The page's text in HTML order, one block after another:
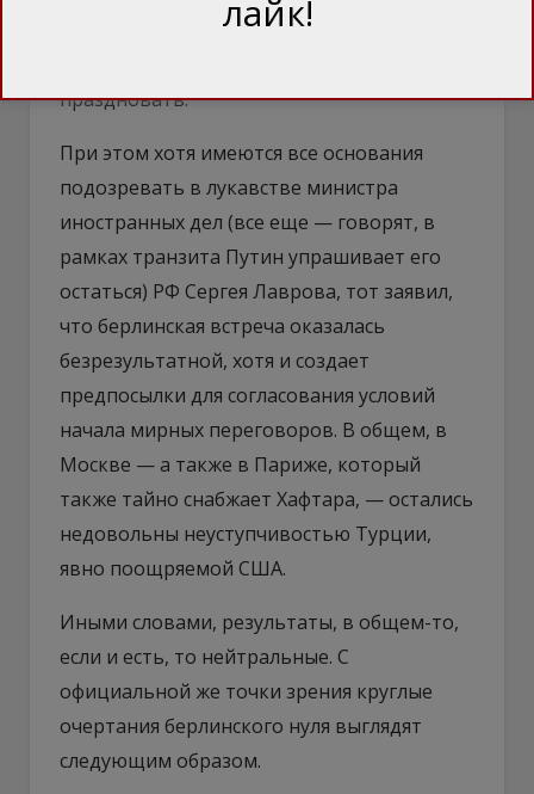
еще больше ослабить Сараджа. В общем,
праздновать.
При этом хотя имеются все основания
подозревать в лукавстве министра
иностранных дел (все еще — говорят, в
рамках транзита Путин упрашивает его
остаться) РФ Сергея Лаврова, тот заявил,
что берлинская встреча оказалась
безрезультатной, хотя и создает
предпосылки для согласования условий
начала мирных переговоров. В общем, в
Москве — а также в Париже, который
также тайно снабжает Хафтара, — остались
недовольны неуступчивостью Турции,
явно поощряемой США.
Иными словами, результаты, в общем-то,
если и есть, то нейтральные. С
официальной же точки зрения круглые
очертания берлинского нуля выглядят
следующим образом.
лайк!